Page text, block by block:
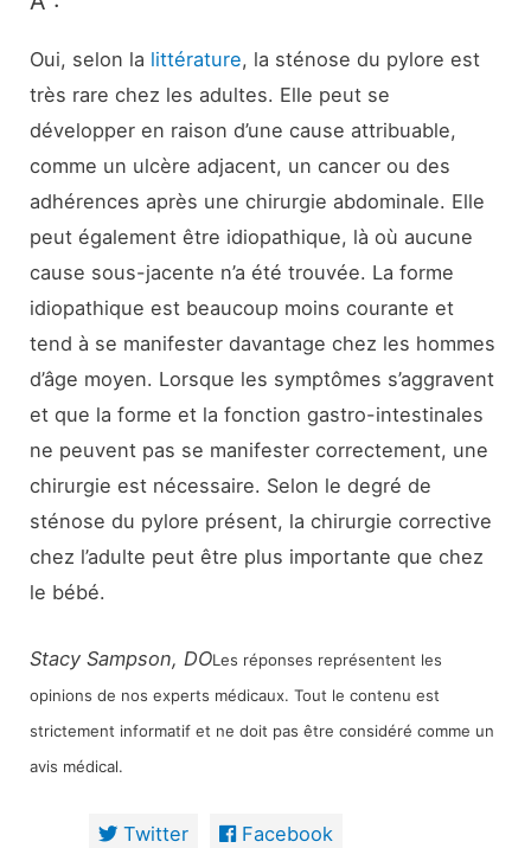
Oui, selon la littérature, la sténose du pylore est
très rare chez les adultes. Elle peut se
développer en raison d’une cause attribuable,
comme un ulcère adjacent, un cancer ou des
adhérences après une chirurgie abdominale. Elle
peut également être idiopathique, là où aucune
cause sous-jacente n’a été trouvée. La forme
idiopathique est beaucoup moins courante et
tend à se manifester davantage chez les hommes
d’âge moyen. Lorsque les symptômes s’aggravent
et que la forme et la fonction gastro-intestinales
ne peuvent pas se manifester correctement, une
chirurgie est nécessaire. Selon le degré de
sténose du pylore présent, la chirurgie corrective
chez l’adulte peut être plus importante que chez
le bébé.
Stacy Sampson, DOLes réponses représentent les
opinions de nos experts médicaux. Tout le contenu est
strictement informatif et ne doit pas être considéré comme un
avis médical.
Twitter Facebook